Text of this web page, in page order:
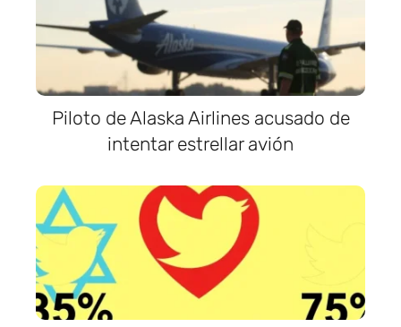
Piloto de Alaska Airlines acusado de
intentar estrellar avión